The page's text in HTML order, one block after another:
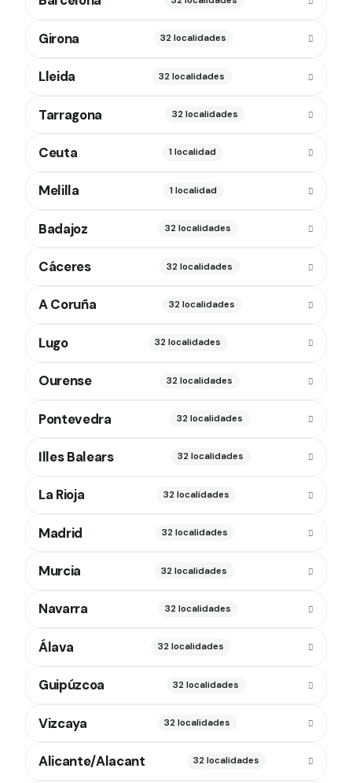
Girona 32 localidades
Lleida 32 localidades
Tarragona 32 localidades
Ceuta 1 localidad
Melilla 1 localidad
Badajoz 32 localidades
Cáceres 32 localidades
A Coruña 32 localidades
Lugo 32 localidades
Ourense 32 localidades
Pontevedra 32 localidades
Illes Balears 32 localidades
La Rioja 32 localidades
Madrid 32 localidades
Murcia 32 localidades
Navarra 32 localidades
Álava 32 localidades
Guipúzcoa 32 localidades
Vizcaya 32 localidades
Alicante/Alacant 32 localidades